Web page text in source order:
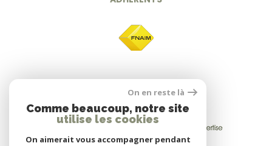
On en reste là
Comme beaucoup, notre site
utilise les cookies
On aimerait vous accompagner pendant